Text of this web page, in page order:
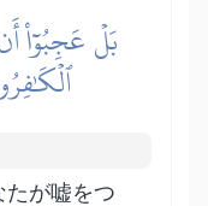
بَلۡ عَجِبُوٓاْ
たが嘘をつ